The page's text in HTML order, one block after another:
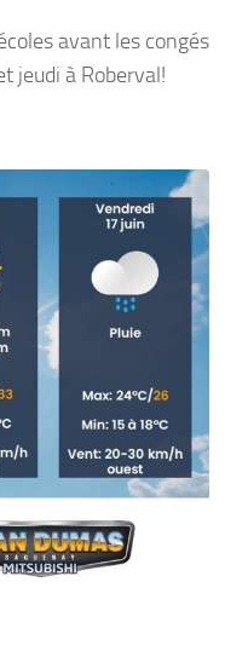
avant les congés
jeudi à Roberval!